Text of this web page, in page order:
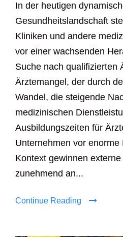
In der heutigen
Gesundheitslandschaft
Kliniken und andere
vor einer wachsenden
Suche nach qualifizierten
Ärztemangel, der durch
Wandel, die steigende
medizinischen
Ausbildungszeiten für
Unternehmen vor
Kontext gewinnen
zunehmend an...
Continue Reading